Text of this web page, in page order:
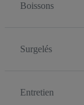
Boissons
Surgelés
Entretien